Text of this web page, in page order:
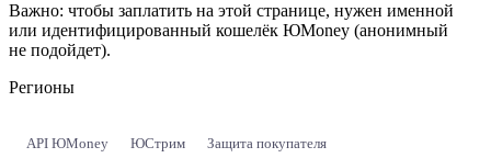
Важно: чтобы заплатить на этой странице, нужен именной
или идентифицированный кошелёк ЮMoney (анонимный
не подойдет).
Регионы
API ЮMoney ЮСтрим Защита покупателя